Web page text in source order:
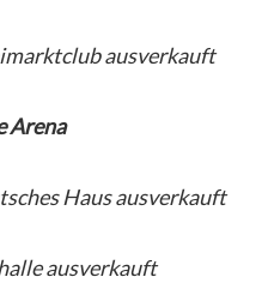
ausverkauft
Arena
Haus ausverkauft
ausverkauft